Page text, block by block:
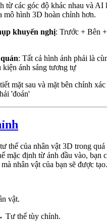
từ các góc độ khác nhau và AI
mô hình 3D hoàn chỉnh hơn.
khuyến nghị: Trước + Bên
: Tất cả hình ảnh phải là
ánh sáng tương tự
mặt sau và mặt bên chính
'đoán'
thế của nhân vật 3D trong quá
mặc định từ ảnh đầu vào, bạn
nhân vật của bạn sẽ được tạo.
vật.
Tư thế tùy chỉnh.